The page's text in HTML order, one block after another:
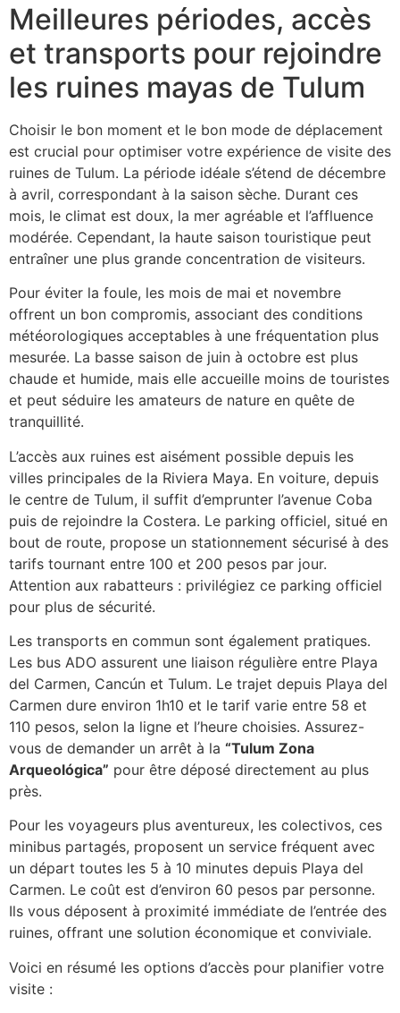
Meilleures périodes, accès
et transports pour rejoindre
les ruines mayas de Tulum
Choisir le bon moment et le bon mode de déplacement
est crucial pour optimiser votre expérience de visite des
ruines de Tulum. La période idéale s’étend de décembre
à avril, correspondant à la saison sèche. Durant ces
mois, le climat est doux, la mer agréable et l’affluence
modérée. Cependant, la haute saison touristique peut
entraîner une plus grande concentration de visiteurs.
Pour éviter la foule, les mois de mai et novembre
offrent un bon compromis, associant des conditions
météorologiques acceptables à une fréquentation plus
mesurée. La basse saison de juin à octobre est plus
chaude et humide, mais elle accueille moins de touristes
et peut séduire les amateurs de nature en quête de
tranquillité.
L’accès aux ruines est aisément possible depuis les
villes principales de la Riviera Maya. En voiture, depuis
le centre de Tulum, il suffit d’emprunter l’avenue Coba
puis de rejoindre la Costera. Le parking officiel, situé en
bout de route, propose un stationnement sécurisé à des
tarifs tournant entre 100 et 200 pesos par jour.
Attention aux rabatteurs : privilégiez ce parking officiel
pour plus de sécurité.
Les transports en commun sont également pratiques.
Les bus ADO assurent une liaison régulière entre Playa
del Carmen, Cancún et Tulum. Le trajet depuis Playa del
Carmen dure environ 1h10 et le tarif varie entre 58 et
110 pesos, selon la ligne et l’heure choisies. Assurez-
vous de demander un arrêt à la “Tulum Zona
Arqueológica” pour être déposé directement au plus
près.
Pour les voyageurs plus aventureux, les colectivos, ces
minibus partagés, proposent un service fréquent avec
un départ toutes les 5 à 10 minutes depuis Playa del
Carmen. Le coût est d’environ 60 pesos par personne.
Ils vous déposent à proximité immédiate de l’entrée des
ruines, offrant une solution économique et conviviale.
Voici en résumé les options d’accès pour planifier votre
visite :